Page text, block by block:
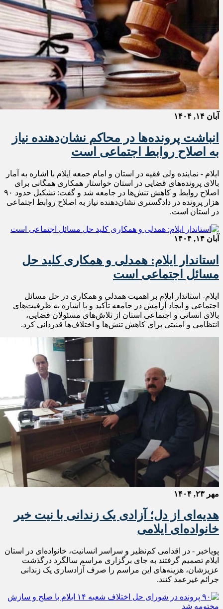
آبان ۱۴, ۱۴۰۴
انباشت پرونده‌ها در محاکم نشان‌دهنده نیاز
به اصلاح روابط اجتماعی است
ایلام - نماینده ولی فقیه در استان و امام جمعه ایلام با اشاره به آمار
بالای پرونده‌های قضایی در استان خواستار همکاری همگانی برای
اصلاح روابط و کاهش تنش‌ها در جامعه شد و گفت: تشکیل حدود ۹۰
هزار پرونده در دادگستری نشان‌دهنده نیاز به اصلاح روابط اجتماعی
در استان است.
آبان ۱۴, ۱۴۰۴
استاندار ایلام: همدلی و همکاری کلید حل
مسائل اجتماعی است
ایلام- استاندار ایلام بر اهمیت همدلی و همکاری در حل مسائل
اجتماعی و ایجاد آرامش در جامعه تأکید و با اشاره به ظرفیت‌های
بالای انسانی و اجتماعی استان از تلاش‌های مسئولان قضایی،
انتظامی و امنیتی برای کاهش تنش‌ها و اختلاف‌ها قدردانی کرد.
مهر ۲۳, ۱۴۰۴
هدیه‌ای از دل؛ آزادی یک زندانی با نیت خیر
خانواده‌ای ایلامی
پویاخبر - در اقدامی کم‌نظیر و سراسر انسانیت، خانواده‌ای در استان
ایلام تصمیم گرفتند به جای برگزاری مراسم سالگرد درگذشت
عزیزشان، هزینه‌های این مراسم را صرف آزادسازی یک زندانی
جرائم غیرعمد کنند.